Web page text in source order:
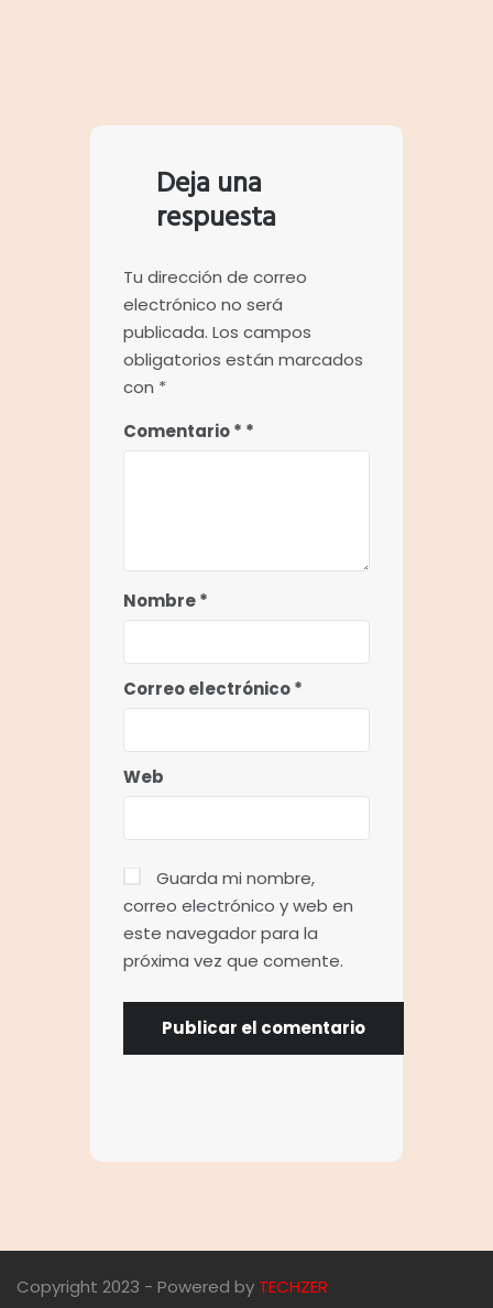
Deja una
respuesta
Tu dirección de correo
electrónico no será
publicada. Los campos
obligatorios están marcados
con *
Comentario*
Nombre*
Correo electrónico*
Web
Guarda mi nombre,
correo electrónico y web en
este navegador para la
próxima vez que comente.
Copyright 2023 - Powered by TECHZER